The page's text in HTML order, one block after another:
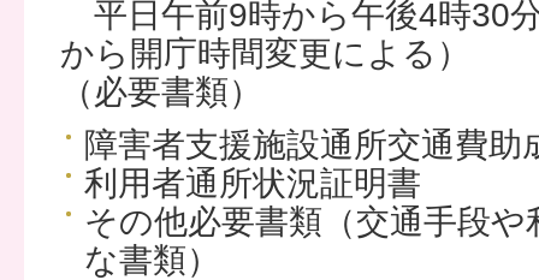
平日午前9時から午後4時30
から開庁時間変更による）
（必要書類）
障害者支援施設通所交通費助
利用者通所状況証明書
その他必要書類（交通手段
な書類）